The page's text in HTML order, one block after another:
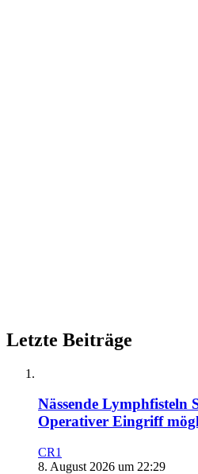
Letzte Beiträge
Nässende Lymphfisteln
Operativer Eingriff
CR1
8. August 2026 um 22:29